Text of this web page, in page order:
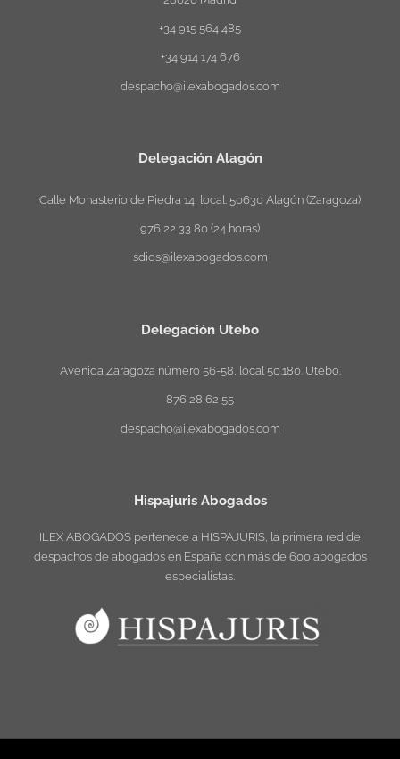
+34 915 564 485
+34 914 174 676
despacho@ilexabogados.com
Delegación Alagón
Calle Monasterio de Piedra 14, local. 50630 Alagón (Zaragoza)
976 22 33 80 (24 horas)
sdios@ilexabogados.com
Delegación Utebo
Avenida Zaragoza número 56-58, local 50.180. Utebo.
876 28 62 55
despacho@ilexabogados.com
Hispajuris Abogados
ILEX ABOGADOS pertenece a HISPAJURIS, la primera red de
despachos de abogados en España con más de 600 abogados
especialistas.